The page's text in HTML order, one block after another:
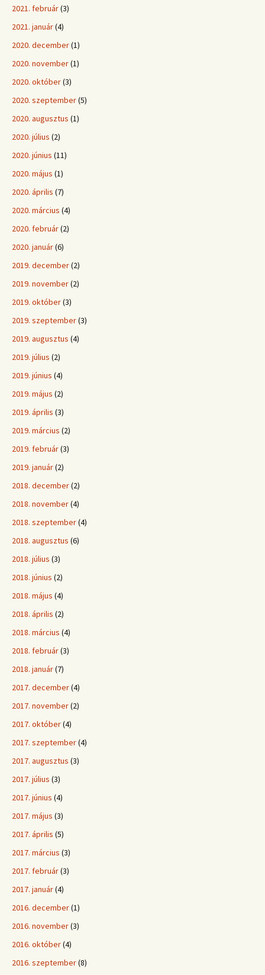
2021. február(3)
2021. január(4)
2020. december(1)
2020. november(1)
2020. október(3)
2020. szeptember(5)
2020. augusztus (1)
2020. július (2)
2020. június (11)
2020. május (1)
2020. április (7)
2020. március (4)
2020. február(2)
2020. január(6)
2019. december(2)
2019. november(2)
2019. október(3)
2019. szeptember(3)
2019. augusztus (4)
2019. július (2)
2019. június (4)
2019. május (2)
2019. április (3)
2019. március (2)
2019. február(3)
2019. január(2)
2018. december(2)
2018. november(4)
2018. szeptember(4)
2018. augusztus (6)
2018. július (3)
2018. június (2)
2018. május (4)
2018. április (2)
2018. március (4)
2018. február(3)
2018. január(7)
2017. december(4)
2017. november(2)
2017. október(4)
2017. szeptember(4)
2017. augusztus (3)
2017. július (3)
2017. június (4)
2017. május (3)
2017. április (5)
2017. március (3)
2017. február(3)
2017. január(4)
2016. december(1)
2016. november(3)
2016. október(4)
2016. szeptember(8)